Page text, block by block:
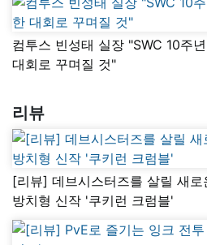
컴투스 빈성태 실장 "SWC 10주
대회로 꾸며질 것"
리뷰
[리뷰] 데브시스터즈를 살릴 새로
방치형 신작 '쿠키런 크럼블'